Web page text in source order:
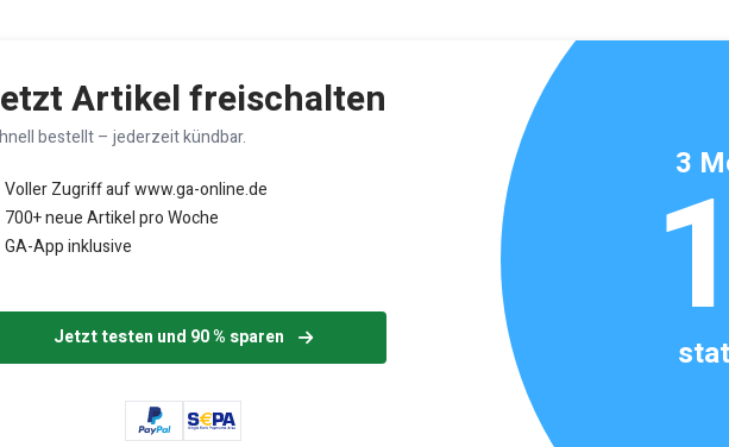
Artikel freischalten
bestellt – jederzeit kündbar.
Voller Zugriff auf www.ga-online.de
700+ neue Artikel pro Woche
GA-App inklusive
Jetzt testen und 90 % sparen
3